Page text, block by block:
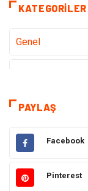
KATEGORILER
Genel
Teknoloji &
Elektrik &
Güzellik ve Bakım
PAYLAŞ
Facebook
Pinterest